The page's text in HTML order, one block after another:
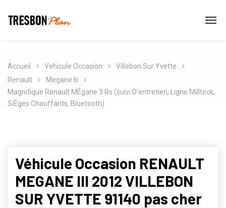
Accueil Vehicule Occasion
Villebon Sur Yvette
Renault
Megane Iii
Magnifique Renault MÉgane 3 Rs (suivi D’entretien, Ligne Millteck,
SiÈges Chauffants, Bluetooth)
Véhicule Occasion RENAULT
MEGANE III 2012 VILLEBON
SUR YVETTE 91140 pas cher